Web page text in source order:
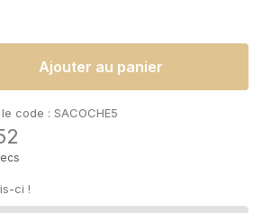
Ajouter au panier
code : SACOCHE5
ci !